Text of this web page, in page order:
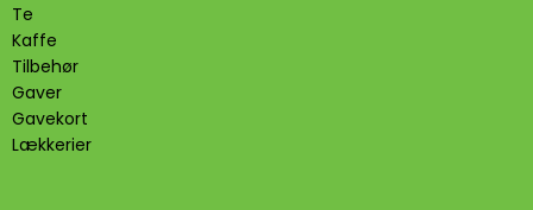
Te
Kaffe
Tilbehør
Gaver
Gavekort
Lækkerier